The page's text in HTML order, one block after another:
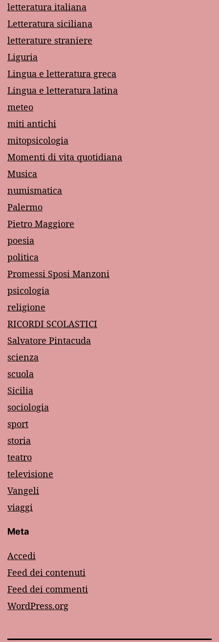
letteratura italiana
Letteratura siciliana
letterature straniere
Liguria
Lingua e letteratura greca
Lingua e letteratura latina
meteo
miti antichi
mitopsicologia
Momenti di vita quotidiana
Musica
numismatica
Palermo
Pietro Maggiore
poesia
politica
Promessi Sposi Manzoni
psicologia
religione
RICORDI SCOLASTICI
Salvatore Pintacuda
scienza
scuola
Sicilia
sociologia
sport
storia
teatro
televisione
Vangeli
viaggi
Meta
Accedi
Feed dei contenuti
Feed dei commenti
WordPress.org